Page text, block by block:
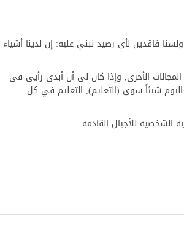
فاقدين لأي رصيد نبني عليه: إن لدينا أشياء
الأخرى, وإذا كان لي أن أبدي رأيي في
شيئاً سوى (التعليم), التعليم في كل
الشخصية للأجيال القادمة.